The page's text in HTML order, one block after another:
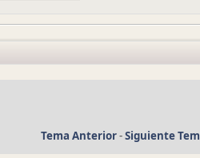
Tema Anterior-Siguiente